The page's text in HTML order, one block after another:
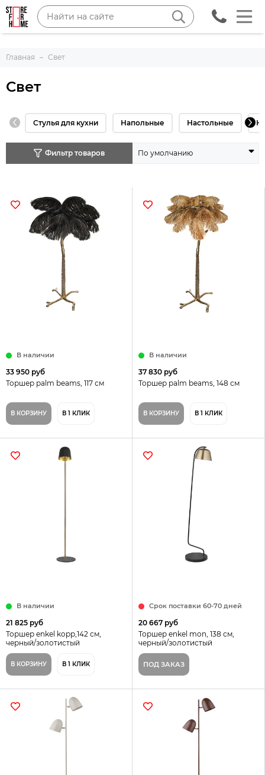
Главная Свет
Свет
Стулья для кухни Напольные Настольные
Фильтр товаров
В наличии
33 950 руб
Торшер palm beams, 117 см
В КОРЗИНУ В 1 КЛИК
В наличии
37 830 руб
Торшер palm beams, 148 см
В КОРЗИНУ В 1 КЛИК
В наличии
21 825 руб
Торшер enkel kopp,142 см,
черный/золотистый
В КОРЗИНУ В 1 КЛИК
Срок поставки 60-70 дней
20 667 руб
Торшер enkel mon, 138 см,
черный/золотистый
ПОД ЗАКАЗ